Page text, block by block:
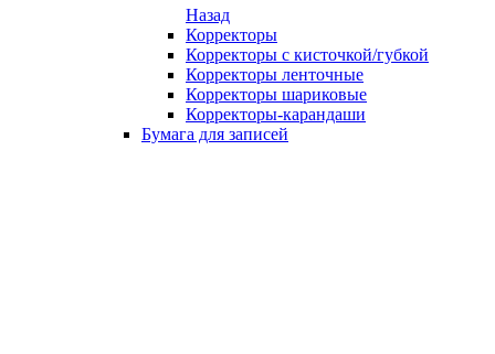
Назад
Корректоры
Корректоры с кисточкой/губкой
Корректоры ленточные
Корректоры шариковые
Корректоры-карандаши
Бумага для записей